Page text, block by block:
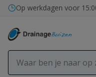
Ga naar de inhoud
Op werkdagen voor